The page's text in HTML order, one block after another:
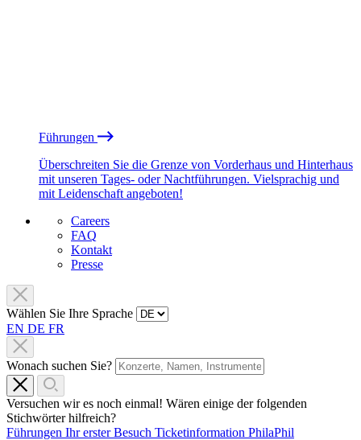
Führungen
Überschreiten Sie die Grenze von Vorderhaus und Hinterhaus
mit unseren Tages- oder Nachtführungen. Vielsprachig und
mit Leidenschaft angeboten!
Careers
FAQ
Kontakt
Presse
Wählen Sie Ihre Sprache
EN DE FR
Wonach suchen Sie?
Versuchen wir es noch einmal! Wären einige der folgenden
Stichwörter hilfreich?
Führungen Ihr erster Besuch Ticketinformation PhilaPhil